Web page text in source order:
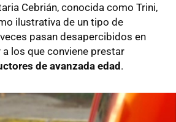
Cebrián, conocida como Trini,
ilustrativa de un tipo de
pasan desapercibidos en
los que conviene prestar
de avanzada edad.